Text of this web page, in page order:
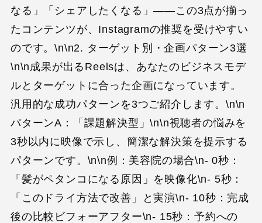
なる」「シェアしたくなる」——この3点が揃っ
たコンテンツが、Instagramの推奨を受けやすい
のです。\n\n2. ターゲット別・企画パターン3選
\n\n成果が出るReelsは、あなたのビジネスモデ
ルとターゲットに合った企画になっています。
汎用的な成功パターンを3つご紹介します。\n\n
パターンA：「課題解決型」\n\n視聴者の悩みを
3秒以内に映像で示し、簡潔な解決策を提示する
パターンです。\n\n例：美容院の場合\n- 0秒：
「髪がペタンコになる原因」を映像化\n- 5秒：
「このドライ方法で改善」と実演\n- 10秒：完成
後の比較ビフォーアフター\n- 15秒：予約への